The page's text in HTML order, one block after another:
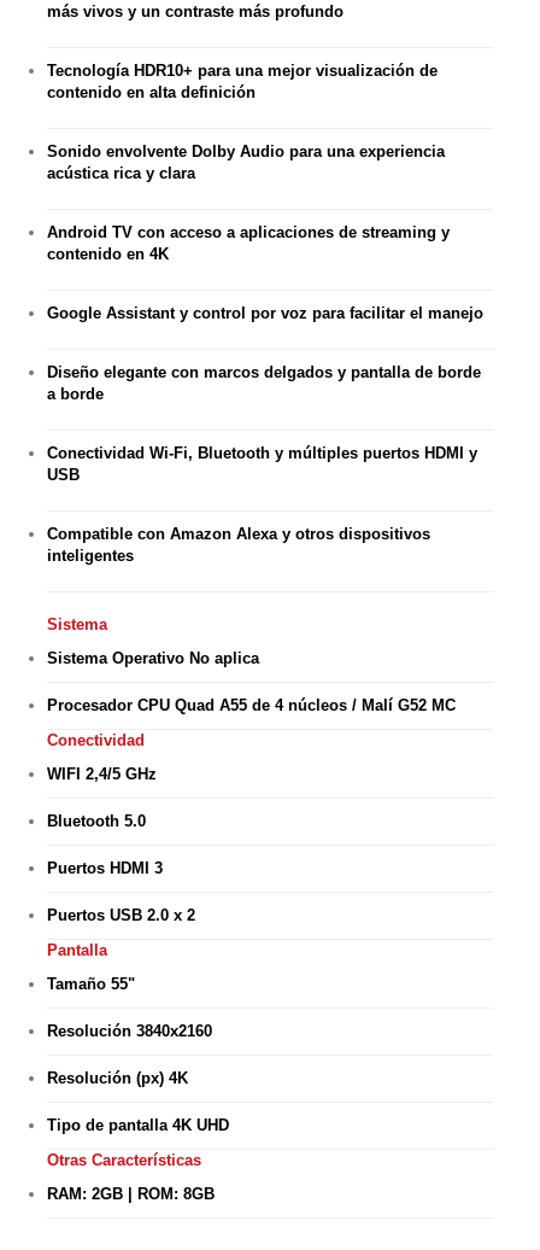
más vivos y un contraste más profundo
Tecnología HDR10+ para una mejor visualización de
contenido en alta definición
Sonido envolvente Dolby Audiopara una experiencia
acústica rica y clara
Android TVcon acceso a aplicaciones de streaming y
contenido en 4K
Google Assistanty control por voz para facilitar el manejo
Diseño elegante con marcos delgadosy pantalla de borde
a borde
Conectividad Wi-Fi, Bluetoothy múltiples puertos HDMI y
USB
Compatible con Amazon Alexay otros dispositivos
inteligentes
Sistema
Sistema Operativo No aplica
Procesador CPU Quad A55 de 4 núcleos / Malí G52 MC
Conectividad
WIFI 2,4/5 GHz
Bluetooth 5.0
Puertos HDMI 3
Puertos USB 2.0 x 2
Pantalla
Tamaño 55"
Resolución 3840x2160
Resolución (px) 4K
Tipo de pantalla 4K UHD
Otras Características
RAM: 2GB | ROM: 8GB